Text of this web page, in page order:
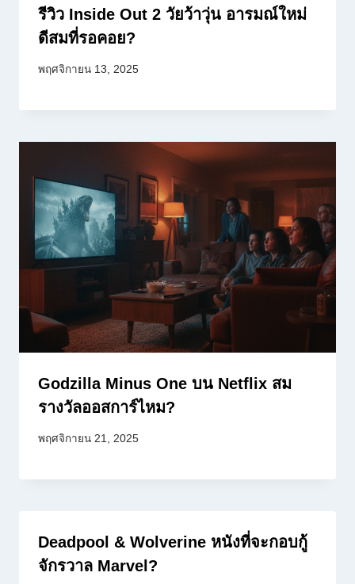
รีวิว Inside Out 2 วัยว้าวุ่น อารมณ์ใหม่
ดีสมที่รอคอย?
พฤศจิกายน 13, 2025
Godzilla Minus One บน Netflix สม
รางวัลออสการ์ไหม?
พฤศจิกายน 21, 2025
Deadpool & Wolverine หนังที่จะกอบกู้
จักรวาล Marvel?